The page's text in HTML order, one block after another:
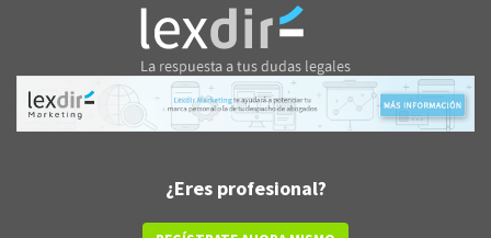
¿Eres profesional?